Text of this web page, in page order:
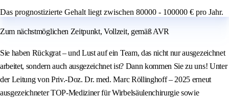
Das prognostizierte Gehalt liegt zwischen 80000 - 100000 € pro Jahr.
Zum nächstmöglichen Zeitpunkt, Vollzeit, gemäß AVR
Sie haben Rückgrat – und Lust auf ein Team, das nicht nur ausgezeichnet
arbeitet, sondern auch ausgezeichnet ist? Dann kommen Sie zu uns! Unter
der Leitung von Priv.-Doz. Dr. med. Marc Röllinghoff – 2025 erneut
ausgezeichneter TOP-Mediziner für Wirbelsäulenchirurgie sowie